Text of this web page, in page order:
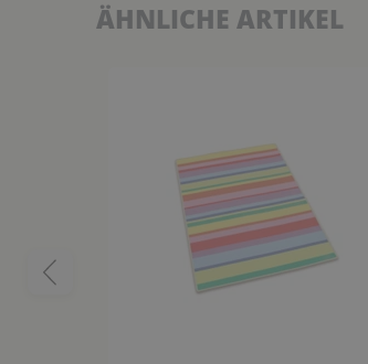
ÄHNLICHE ARTIKEL